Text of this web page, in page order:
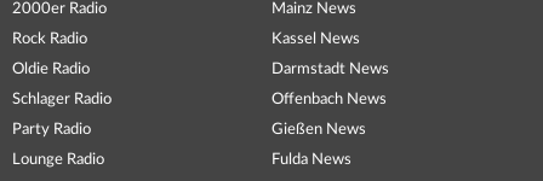
2000er Radio
Rock Radio
Oldie Radio
Schlager Radio
Party Radio
Lounge Radio
Mainz News
Kassel News
Darmstadt News
Offenbach News
Gießen News
Fulda News